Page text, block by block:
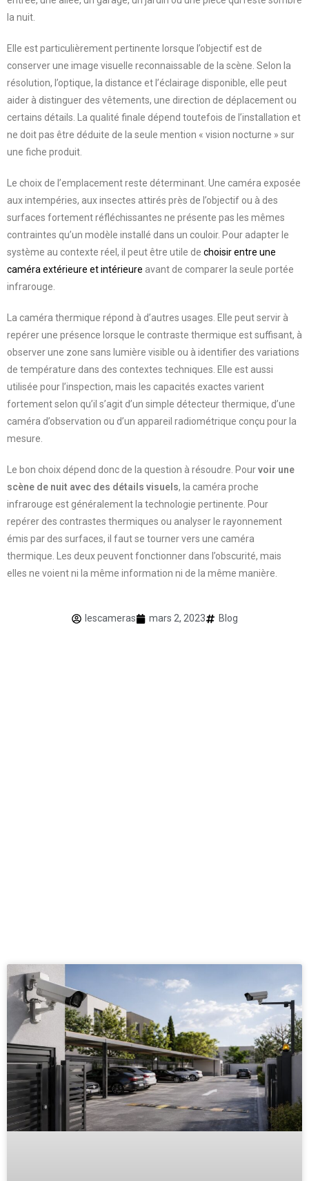
la nuit.
Elle est particulièrement pertinente lorsque l’objectif est de
conserver une image visuelle reconnaissable de la scène. Selon la
résolution, l’optique, la distance et l’éclairage disponible, elle peut
aider à distinguer des vêtements, une direction de déplacement ou
certains détails. La qualité finale dépend toutefois de l’installation et
ne doit pas être déduite de la seule mention « vision nocturne » sur
une fiche produit.
Le choix de l’emplacement reste déterminant. Une caméra exposée
aux intempéries, aux insectes attirés près de l’objectif ou à des
surfaces fortement réfléchissantes ne présente pas les mêmes
contraintes qu’un modèle installé dans un couloir. Pour adapter le
système au contexte réel, il peut être utile de choisir entre une
caméra extérieure et intérieure avant de comparer la seule portée
infrarouge.
La caméra thermique répond à d’autres usages. Elle peut servir à
repérer une présence lorsque le contraste thermique est suffisant, à
observer une zone sans lumière visible ou à identifier des variations
de température dans des contextes techniques. Elle est aussi
utilisée pour l’inspection, mais les capacités exactes varient
fortement selon qu’il s’agit d’un simple détecteur thermique, d’une
caméra d’observation ou d’un appareil radiométrique conçu pour la
mesure.
Le bon choix dépend donc de la question à résoudre. Pourvoir une
scène de nuit avec des détails visuels, la caméra proche
infrarouge est généralement la technologie pertinente. Pour
repérer des contrastes thermiques ou analyser le rayonnement
émis par des surfaces, il faut se tourner vers une caméra
thermique. Les deux peuvent fonctionner dans l’obscurité, mais
elles ne voient ni la même information ni de la même manière.
lescameras mars 2, 2023 Blog